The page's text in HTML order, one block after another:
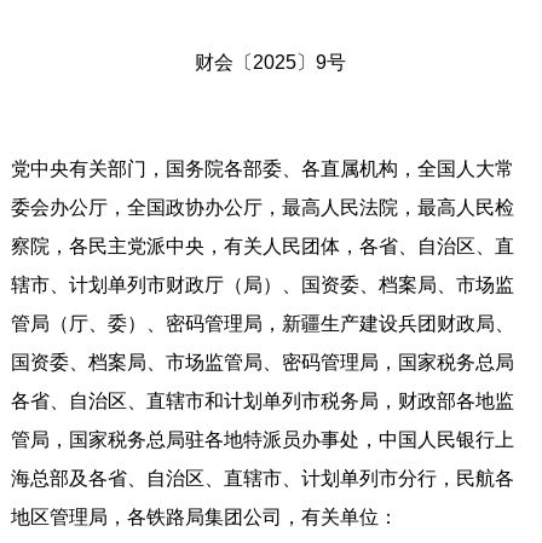
财会〔2025〕9号
党中央有关部门，国务院各部委、各直属机构，全国人大常
委会办公厅，全国政协办公厅，最高人民法院，最高人民检
察院，各民主党派中央，有关人民团体，各省、自治区、直
辖市、计划单列市财政厅（局）、国资委、档案局、市场监
管局（厅、委）、密码管理局，新疆生产建设兵团财政局、
国资委、档案局、市场监管局、密码管理局，国家税务总局
各省、自治区、直辖市和计划单列市税务局，财政部各地监
管局，国家税务总局驻各地特派员办事处，中国人民银行上
海总部及各省、自治区、直辖市、计划单列市分行，民航各
地区管理局，各铁路局集团公司，有关单位：